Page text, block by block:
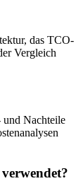
das TCO-
Vergleich
und Nachteile